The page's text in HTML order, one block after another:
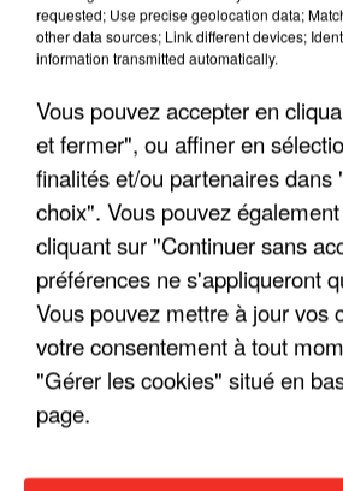
LES INTERVIEWS
FRANCE
"JE SUIS À
requested; Use precise geolocation data;
other data sources; Link different devices;
information transmitted automatically.
Vous pouvez accepter en
et fermer", ou affiner en
finalités et/ou partenaires dans
choix". Vous pouvez
cliquant sur "Continuer sans
préférences ne s'appliqueront
Vous pouvez mettre à jour vos
votre consentement à tout
"Gérer les cookies" situé en
page.